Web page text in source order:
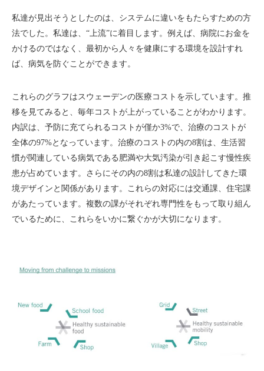
私達が見出そうとしたのは、システムに違いをもたらすための方
法でした。私達は、“上流”に着目します。例えば、病院にお金を
かけるのではなく、最初から人々を健康にする環境を設計すれ
ば、病気を防ぐことができます。
これらのグラフはスウェーデンの医療コストを示しています。推
移を見てみると、毎年コストが上がっていることがわかります。
内訳は、予防に充てられるコストが僅か3%で、治療のコストが
全体の97%となっています。治療のコストの内の8割は、生活習
慣が関連している病気である肥満や大気汚染が引き起こす慢性疾
患が占めています。さらにその内の8割は私達の設計してきた環
境デザインと関係があります。これらの対応には交通課、住宅課
があたっています。複数の課がそれぞれ専門性をもって取り組ん
でいるために、これらをいかに繋ぐかが大切になります。